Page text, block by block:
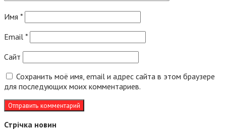
Имя *
Email *
Сайт
Сохранить моё имя, email и адрес сайта в этом браузере
для последующих моих комментариев.
Стрічка новин